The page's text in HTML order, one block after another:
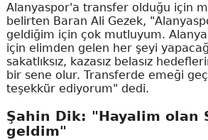
Alanyaspor'a transfer olduğu için
belirten Baran Ali Gezek,
geldiğim için çok mutluyum.
için elimden gelen her şeyi
sakatlıksız, kazasız belasız
bir sene olur. Transferde emeği
teşekkür ediyorum" dedi.
Şahin Dik: "Hayalim olan
geldim"